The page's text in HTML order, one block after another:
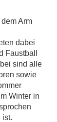
Arm
dabei
Faustball
sind alle
sowie
Winter in
ist.